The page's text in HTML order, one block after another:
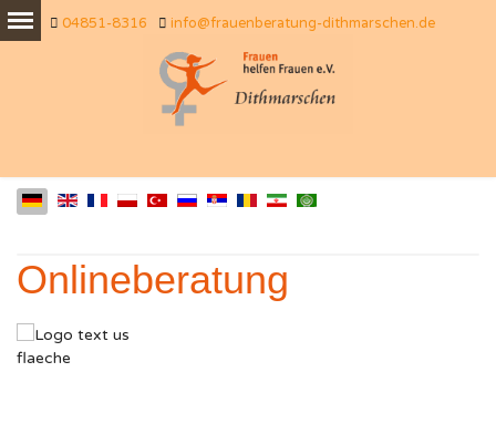
04851-8316 info@frauenberatung-dithmarschen.de
Onlineberatung